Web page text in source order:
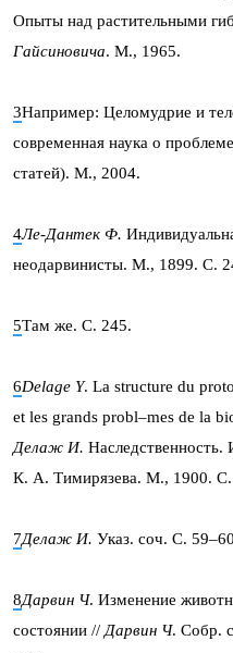
Опыты над растительными
Гайсиновича. М., 1965.
3Например: Целомудрие и
современная наука о
статей). М., 2004.
4Ле-Дантек Ф.
неодарвинисты. М., 1899. С.
5Там же. С. 245.
6Delage Y. La structure du
et les grands probl–mes de la
Делаж И. Наследственность.
К. А. Тимирязева. М., 1900. С.
7Делаж И. Указ. соч. С.
8Дарвин Ч. Изменение
состоянии // Дарвин Ч. Собр.